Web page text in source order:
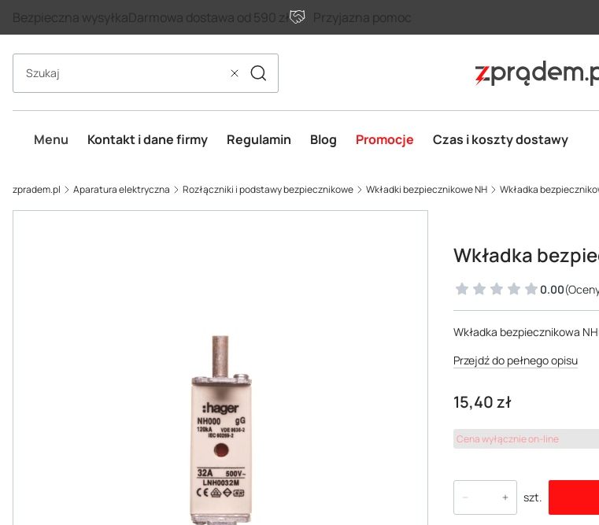
Bezpieczna wysyłkaDarmowa dostawa od 590 zł Przyjazna pomoc
WyczyśćSzukaj
Menu Kontakt i dane firmy Regulamin Blog Promocje Czas i koszty dostawy
zpradem.pl Aparatura elektryczna Rozłączniki i podstawy bezpiecznikowe Wkładki bezpiecznikowe NH Wkładka
Wkładka
0.00
Wkładka bezpiecznikowa
Przejdź do pełnego opisu
Cena
15,40 zł
Cena wyłącznie on-line
szt.